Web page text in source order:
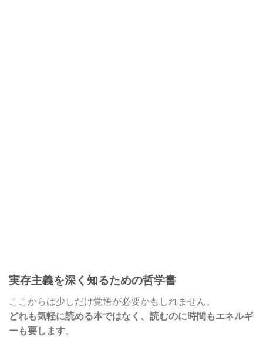
実存主義を深く知るための哲学書
ここからは少しだけ覚悟が必要かもしれません。
どれも気軽に読める本ではなく、読むのに時間もエネルギ
ーも要します。